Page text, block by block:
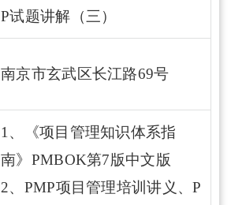
P试题讲解（三）
南京市玄武区长江路69号
1、《项目管理知识体系指
南》PMBOK第7版中文版
2、PMP项目管理培训讲义、P